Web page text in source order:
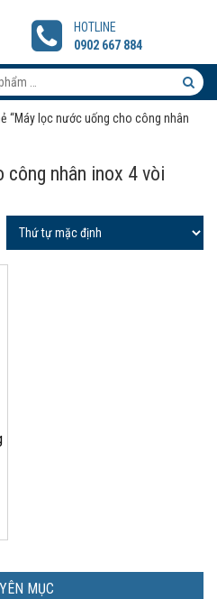
HOTLINE
0902 667 884
“Máy lọc nước uống cho công nhân
công nhân inox 4 vòi
MỤC